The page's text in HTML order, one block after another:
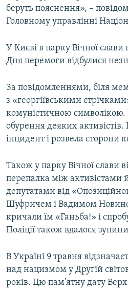
беруть пояснення», –
Головному управлінні
У Києві в парку Вічної слави
Дня перемоги відбулися
За повідомленнями, біля
з «георгіївськими
комуністичною
обурення деяких активістів.
інцидент і розвела сторони
Також у парку Вічної слави
перепалка між активістами
депутатами від
Шуфричем і Вадимом
кричали їм «Ганьба!» і
Поліції також вдалося
В Україні 9 травня
над нацизмом у Другій
років. Цю пам'ятну дату